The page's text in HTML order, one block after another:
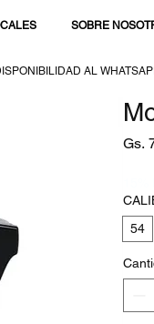
SOBRE
Gs.
54